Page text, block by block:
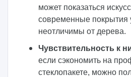
может показаться
современные покрытия
неотличимы от дерева.
Чувствительность к
если сэкономить на
стеклопакете, можно